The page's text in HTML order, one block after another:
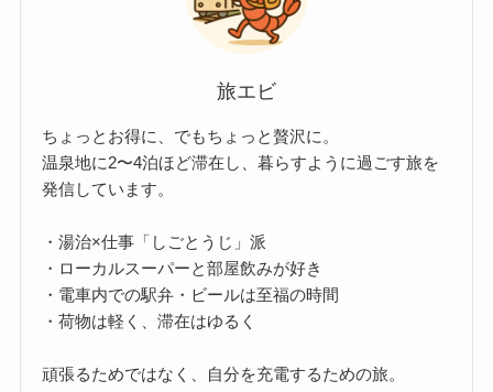
旅エビ
ちょっとお得に、でもちょっと贅沢に。
温泉地に2〜4泊ほど滞在し、暮らすように過ごす旅を
発信しています。
・湯治×仕事「しごとうじ」派
・ローカルスーパーと部屋飲みが好き
・電車内での駅弁・ビールは至福の時間
・荷物は軽く、滞在はゆるく
頑張るためではなく、自分を充電するための旅。